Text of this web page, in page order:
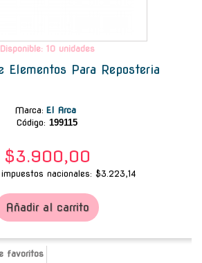
Disponible: 10 unidades
Elementos Para Reposteria
Marca: El Arca
Código: 199115
$3.900,00
nacionales: $3.223,14
Añadir al carrito
favoritos